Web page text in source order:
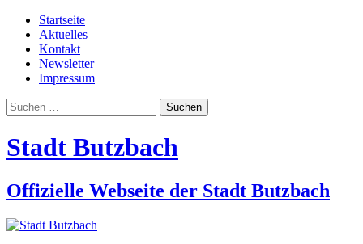
Startseite
Aktuelles
Kontakt
Newsletter
Impressum
Suchen
nach:
Stadt Butzbach
Offizielle Webseite der Stadt Butzbach